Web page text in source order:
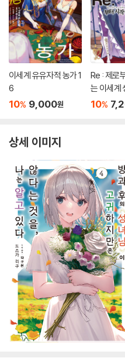
이세계 유유자적 농가 1
6
10% 9,000원
Re : 제로
는 이세계
10%
상세 이미지